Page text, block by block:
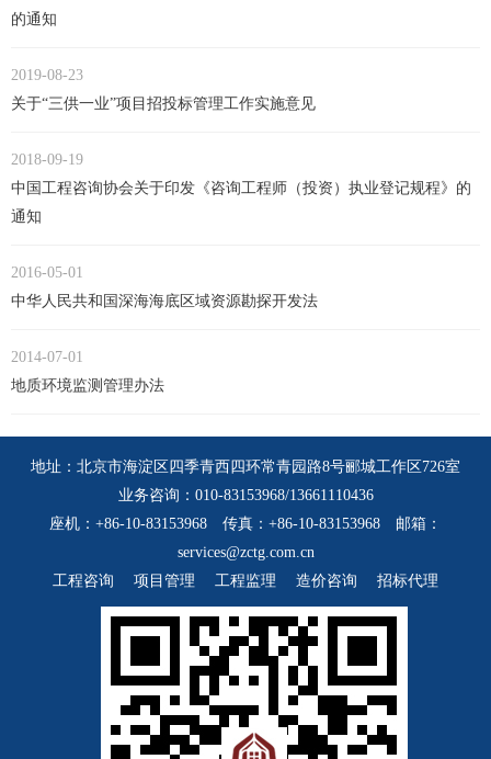
的通知
2019-08-23
关于“三供一业”项目招投标管理工作实施意见
2018-09-19
中国工程咨询协会关于印发《咨询工程师（投资）执业登记规程》的
通知
2016-05-01
中华人民共和国深海海底区域资源勘探开发法
2014-07-01
地质环境监测管理办法
地址：北京市海淀区四季青西四环常青园路8号郦城工作区726室
业务咨询：010-83153968/13661110436
座机：+86-10-83153968 传真：+86-10-83153968 邮箱：
services@zctg.com.cn
工程咨询
项目管理 工程监理 造价咨询 招标代理